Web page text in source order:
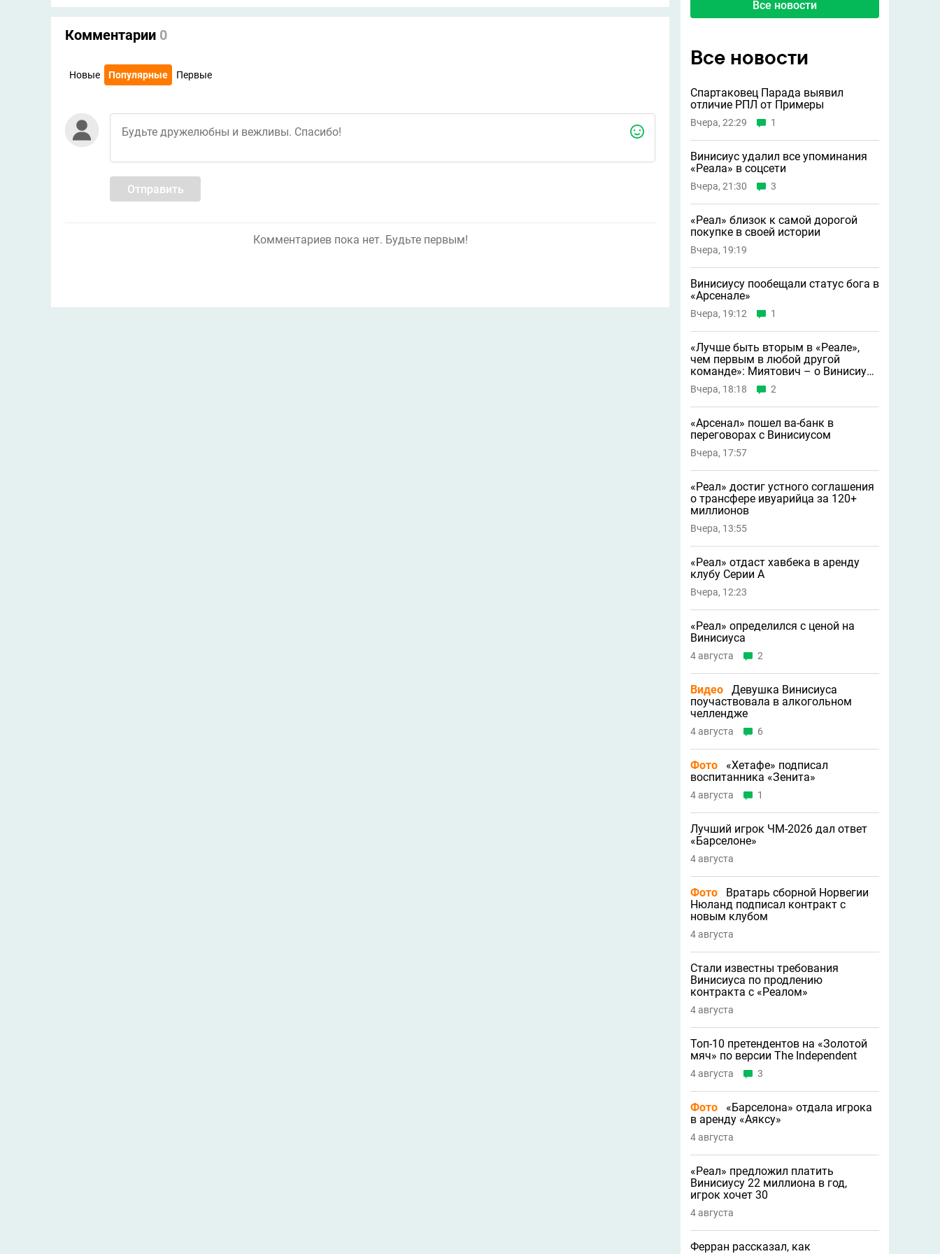
Комментарии 0
Новые Популярные Первые
Отправить
Комментариев пока нет. Будьте первым!
Все новости
Все новости
Спартаковец Парада выявил
отличие РПЛ от Примеры
Вчера, 22:29 1
Винисиус удалил все упоминания
«Реала» в соцсети
Вчера, 21:30 3
«Реал» близок к самой дорогой
покупке в своей истории
Вчера, 19:19
Винисиусу пообещали статус бога в
«Арсенале»
Вчера, 19:12 1
«Лучше быть вторым в «Реале»,
чем первым в любой другой
команде»: Миятович – о Винисиусе
в «Арсенале»
Вчера, 18:18 2
«Арсенал» пошел ва-банк в
переговорах с Винисиусом
Вчера, 17:57
«Реал» достиг устного соглашения
о трансфере ивуарийца за 120+
миллионов
Вчера, 13:55
«Реал» отдаст хавбека в аренду
клубу Серии A
Вчера, 12:23
«Реал» определился с ценой на
Винисиуса
4 августа 2
Видео
Девушка Винисиуса
поучаствовала в алкогольном
челлендже
4 августа 6
Фото
«Хетафе» подписал
воспитанника «Зенита»
4 августа 1
Лучший игрок ЧМ-2026 дал ответ
«Барселоне»
4 августа
Фото
Вратарь сборной Норвегии
Нюланд подписал контракт с
новым клубом
4 августа
Стали известны требования
Винисиуса по продлению
контракта с «Реалом»
4 августа
Топ-10 претендентов на «Золотой
мяч» по версии The Independent
4 августа 3
Фото
«Барселона» отдала игрока
в аренду «Аяксу»
4 августа
«Реал» предложил платить
Винисиусу 22 миллиона в год,
игрок хочет 30
4 августа
Ферран рассказал, как